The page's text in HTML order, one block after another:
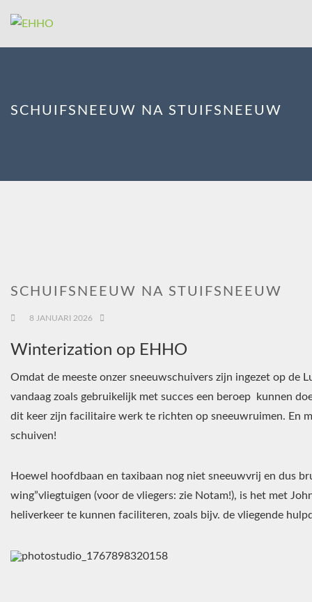
SCHUIFSNEEUW NA STUIFSNEEUW
SCHUIFSNEEUW NA STUIFSNEEUW
8 JANUARI 2026
Winterization op EHHO
Omdat de meeste onzer sneeuwschuivers zijn ingezet op de
vandaag zoals gebruikelijk met succes een beroep kunnen
dit keer zijn facilitaire werk te richten op sneeuwruimen. En
schuiven!
Hoewel hoofdbaan en taxibaan nog niet sneeuwvrij en dus
wing”vliegtuigen (voor de vliegers: zie Notam!), is het met
heliverkeer te kunnen faciliteren, zoals bijv. de vliegende